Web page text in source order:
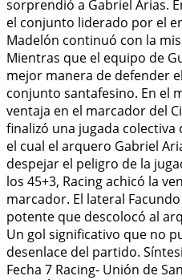
sorprendió a Gabriel Arias.
el conjunto liderado por el
Madelón continuó con la
Mientras que el equipo de
mejor manera de defender
conjunto santafesino. En el
ventaja en el marcador del
finalizó una jugada
el cual el arquero Gabriel
despejar el peligro de la
los 45+3, Racing achicó la
marcador. El lateral
potente que descolocó al
Un gol significativo que no
desenlace del partido.
Fecha 7 Racing- Unión de